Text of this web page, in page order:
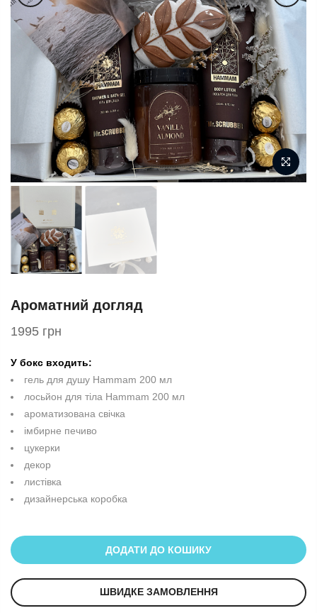
Ароматний догляд
1995 грн
У бокс входить:
гель для душу Hammam 200 мл
лосьйон для тіла Hammam 200 мл
ароматизована свічка
імбирне печиво
цукерки
декор
листівка
дизайнерська коробка
ДОДАТИ ДО КОШИКУ
ШВИДКЕ ЗАМОВЛЕННЯ